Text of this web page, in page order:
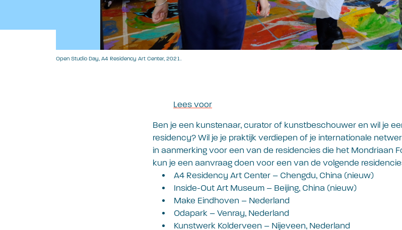
Open Studio Day, A4 Residency Art Center, 2021.
Lees voor
Ben je een kunstenaar, curator of kunstbeschouwer en wil je
residency? Wil je je praktijk verdiepen of je internationale
in aanmerking voor een van de residencies die het Mondriaan
kun je een aanvraag doen voor een van de volgende
A4 Residency Art Center – Chengdu, China (nieuw)
Inside-Out Art Museum – Beijing, China (nieuw)
Make Eindhoven – Nederland
Odapark – Venray, Nederland
Kunstwerk Kolderveen – Nijeveen, Nederland